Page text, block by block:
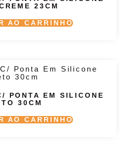
23CM
AO CARRINHO
PONTA EM SILICONE
30CM
AO CARRINHO